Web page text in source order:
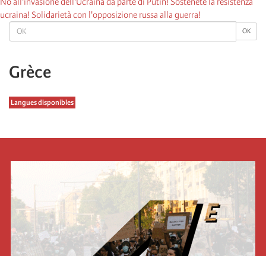
OK OK
Grèce
Langues disponibles
ucraina! Solidarietà con l'opposizione russa alla guerra!